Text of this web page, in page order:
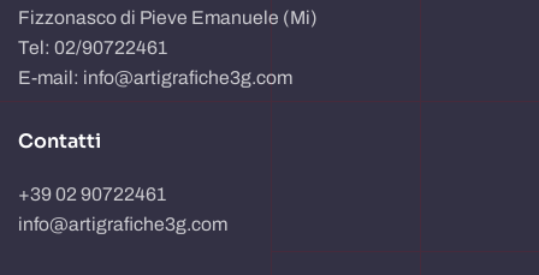
Fizzonasco di Pieve Emanuele (Mi)
Tel: 02/90722461
E-mail: info@artigrafiche3g.com
Contatti
+39 02 90722461
info@artigrafiche3g.com